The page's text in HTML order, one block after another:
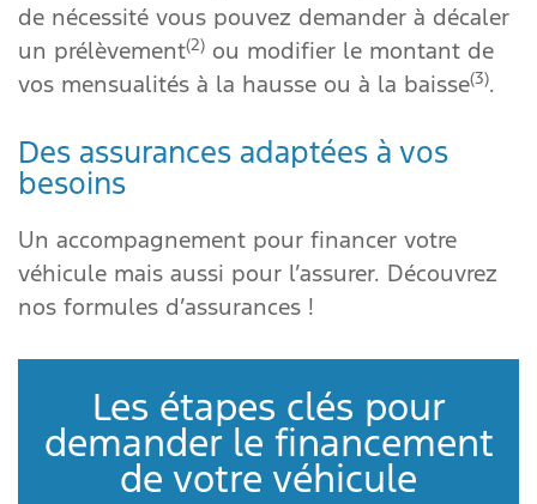
de nécessité vous pouvez demander à décaler
un prélèvement(2) ou modifier le montant de
vos mensualités à la hausse ou à la baisse(3).
Des assurances adaptées à vos
besoins
Un accompagnement pour financer votre
véhicule mais aussi pour l’assurer. Découvrez
nos formules d’assurances !
Les étapes clés pour
demander le financement
de votre véhicule